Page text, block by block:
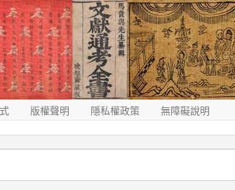
版權聲明 隱私權政策 無障礙說明